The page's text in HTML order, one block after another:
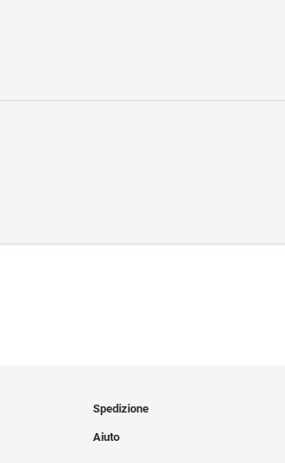
Spedizione
Aiuto